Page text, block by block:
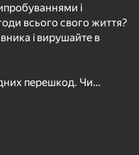
і
всього свого життя?
і вирушайте в
перешкод. Чи